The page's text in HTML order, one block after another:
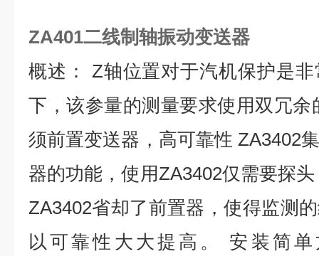
ZA401二线制轴振动变送器
概述： Z轴位置对于汽机保护是
下，该参量的测量要求使用双冗
须前置变送器，高可靠性 ZA3402
器的功能，使用ZA3402仅需要探
ZA3402省却了前置器，使得监测
以可靠性大大提高。 安装简